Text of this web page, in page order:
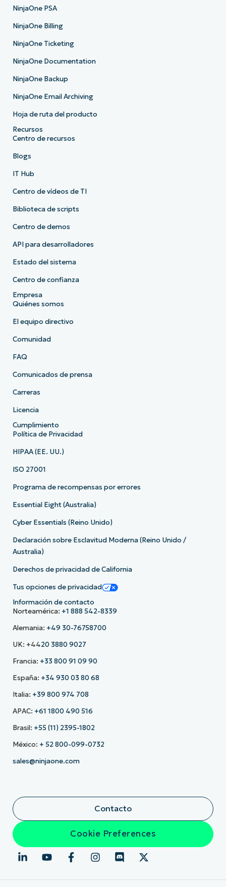
NinjaOne PSA
NinjaOne Billing
NinjaOne Ticketing
NinjaOne Documentation
NinjaOne Backup
NinjaOne Email Archiving
Hoja de ruta del producto
Recursos
Centro de recursos
Blogs
IT Hub
Centro de vídeos de TI
Biblioteca de scripts
Centro de demos
API para desarrolladores
Estado del sistema
Centro de confianza
Empresa
Quiénes somos
El equipo directivo
Comunidad
FAQ
Comunicados de prensa
Carreras
Licencia
Cumplimiento
Política de Privacidad
HIPAA (EE. UU.)
ISO 27001
Programa de recompensas por errores
Essential Eight (Australia)
Cyber Essentials (Reino Unido)
Declaración sobre Esclavitud Moderna (Reino Unido /
Australia)
Derechos de privacidad de California
Tus opciones de privacidad
Información de contacto
Norteamérica: +1 888 542-8339
Alemania: +49 30-76758700
UK: +4420 3880 9027
Francia: +33 800 91 09 90
España: +34 930 03 80 68
Italia: +39 800 974 708
APAC: +61 1800 490 516
Brasil: +55 (11) 2395-1802
México: + 52 800-099-0732
sales@ninjaone.com
Contacto
Cookie Preferences